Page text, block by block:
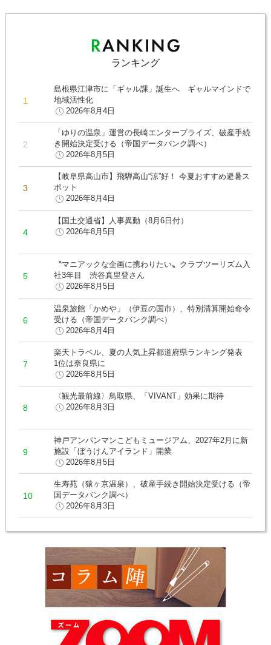
ランキング
島根県江津市に「ギャル課」誕生へ ギャルマインドで
地域活性化
2026年8月4日
「ゆりの温泉」運営の長崎エンタープライズ、破産手続
き開始決定受ける（帝国データバンク調べ）
2026年8月5日
【岐阜県高山市】飛騨高山“涼”好！ 今夏おすすめ避暑ス
ポット
2026年8月4日
【国土交通省】人事異動（8月6日付）
2026年8月5日
〝マニアックな企画に携わりたい〟クラブツーリズム入
社3年目 渋谷真里登さん
2026年8月5日
温泉旅館「かめや」（伊豆の国市）、特別清算開始命令
受ける（帝国データバンク調べ）
2026年8月4日
楽天トラベル、夏の人気上昇都道府県ランキング発表
1位は奈良県に
2026年8月5日
〈観光最前線〉鳥取県、「VIVANT」効果に期待
2026年8月3日
神戸アンパンマンこどもミュージアム、2027年2月に新
施設「ぼうけんアイランド」開業
2026年8月5日
生寿苑（猿ヶ京温泉）、破産手続き開始決定受ける（帝
国データバンク調べ）
2026年8月3日